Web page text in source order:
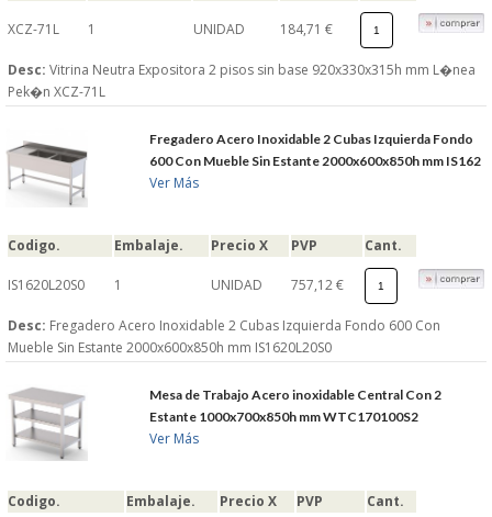
XCZ-71L 1 UNIDAD 184,71 €
Desc: Vitrina Neutra Expositora 2 pisos sin base 920x330x315h mm L�nea
Pek�n XCZ-71L
Fregadero Acero Inoxidable 2 Cubas Izquierda Fondo
600 Con Mueble Sin Estante 2000x600x850h mm IS162
Ver Más
Codigo. Embalaje. Precio X PVP Cant.
IS1620L20S0 1 UNIDAD 757,12 €
Desc: Fregadero Acero Inoxidable 2 Cubas Izquierda Fondo 600 Con
Mueble Sin Estante 2000x600x850h mm IS1620L20S0
Mesa de Trabajo Acero inoxidable Central Con 2
Estante 1000x700x850h mm WTC170100S2
Ver Más
Codigo. Embalaje. Precio X PVP Cant.